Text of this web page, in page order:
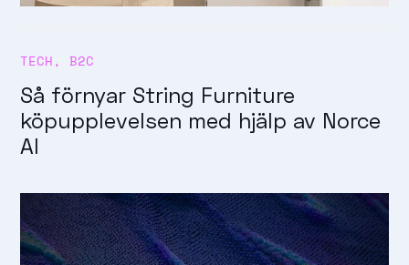
TECH,B2C
Så förnyar String Furniture
köpupplevelsen med hjälp av Norce
AI